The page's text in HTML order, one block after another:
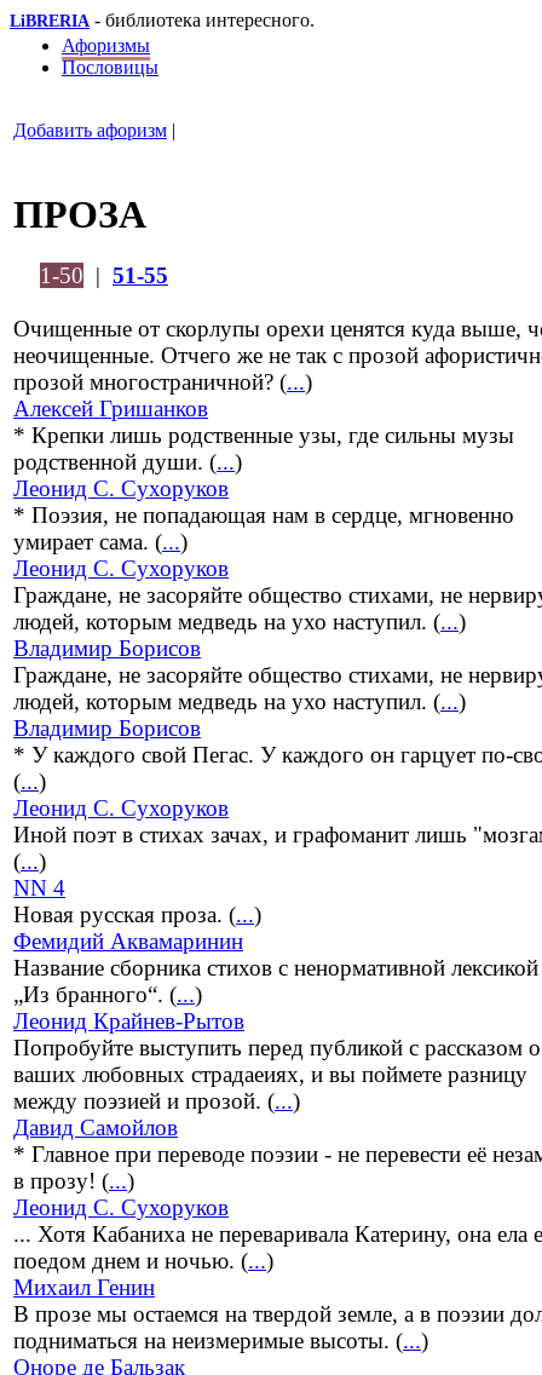
LiBRERIA - библиотека интересного.
Афоризмы
Пословицы
Добавить афоризм |
ПРОЗА
1-50 | 51-55
Очищенные от скорлупы орехи ценятся куда выше,
неочищенные. Отчего же не так с прозой
прозой многостраничной? (...)
Алексей Гришанков
* Крепки лишь родственные узы, где сильны музы
родственной души. (...)
Леонид С. Сухоруков
* Поэзия, не попадающая нам в сердце, мгновенно
умирает сама. (...)
Леонид С. Сухоруков
Граждане, не засоряйте общество стихами, не
людей, которым медведь на ухо наступил. (...)
Владимир Борисов
Граждане, не засоряйте общество стихами, не
людей, которым медведь на ухо наступил. (...)
Владимир Борисов
* У каждого свой Пегас. У каждого он гарцует по-
(...)
Леонид С. Сухоруков
Иной поэт в стихах зачах, и графоманит лишь
(...)
NN 4
Новая русская проза. (...)
Фемидий Аквамаринин
Название сборника стихов с ненормативной
„Из бранного“. (...)
Леонид Крайнев-Рытов
Попробуйте выступить перед публикой с рассказом о
ваших любовных страдаеиях, и вы поймете разницу
между поэзией и прозой. (...)
Давид Самойлов
* Главное при переводе поэзии - не перевести её
в прозу! (...)
Леонид С. Сухоруков
... Хотя Кабаниха не переваривала Катерину, она ела
поедом днем и ночью. (...)
Михаил Генин
В прозе мы остаемся на твердой земле, а в поэзии
подниматься на неизмеримые высоты. (...)
Оноре де Бальзак